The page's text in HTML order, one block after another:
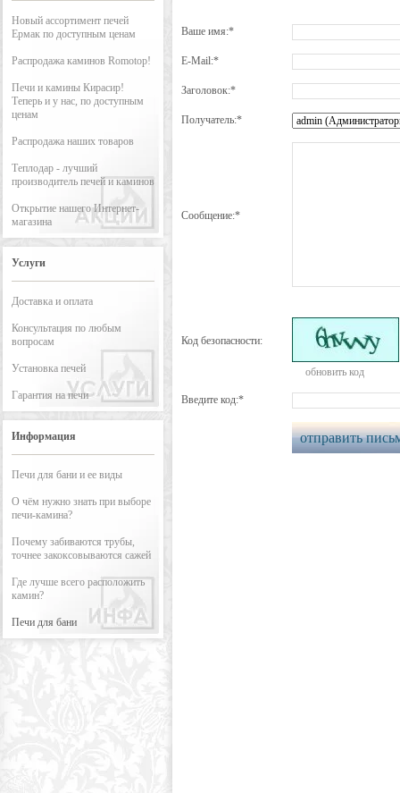
Новый ассортимент печей
Ермак по доступным ценам
Распродажа каминов Romotop!
Печи и камины Кирасир!
Теперь и у нас, по доступным
ценам
Распродажа наших товаров
Теплодар - лучший
производитель печей и каминов
Открытие нашего Интернет-
магазина
Услуги
Доставка и оплата
Консультация по любым
вопросам
Установка печей
Гарантия на печи
Информация
Печи для бани и ее виды
О чём нужно знать при выборе
печи-камина?
Почему забиваются трубы,
точнее закоксовываются сажей
Где лучше всего расположить
камин?
Печи для бани
Ваше имя:*
E-Mail:*
Заголовок:*
Получатель:*
Сообщение:*
Код безопасности:
обновить код
Введите код:*
отправить